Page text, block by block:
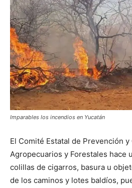
Imparables los incendios en Yucatán
El Comité Estatal de Prevención
Agropecuarios y Forestales hace
colillas de cigarros, basura u
de los caminos y lotes baldíos,